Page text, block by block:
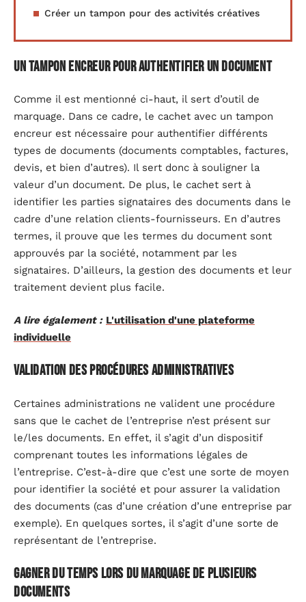
Créer un tampon pour des activités créatives
Un tampon encreur pour authentifier un document
Comme il est mentionné ci-haut, il sert d’outil de
marquage. Dans ce cadre, le cachet avec un tampon
encreur est nécessaire pour authentifier différents
types de documents (documents comptables, factures,
devis, et bien d’autres). Il sert donc à souligner la
valeur d’un document. De plus, le cachet sert à
identifier les parties signataires des documents dans le
cadre d’une relation clients-fournisseurs. En d’autres
termes, il prouve que les termes du document sont
approuvés par la société, notamment par les
signataires. D’ailleurs, la gestion des documents et leur
traitement devient plus facile.
A lire également : L'utilisation d'une plateforme
individuelle
Validation des procédures administratives
Certaines administrations ne valident une procédure
sans que le cachet de l’entreprise n’est présent sur
le/les documents. En effet, il s’agit d’un dispositif
comprenant toutes les informations légales de
l’entreprise. C’est-à-dire que c’est une sorte de moyen
pour identifier la société et pour assurer la validation
des documents (cas d’une création d’une entreprise par
exemple). En quelques sortes, il s’agit d’une sorte de
représentant de l’entreprise.
Gagner du temps lors du marquage de plusieurs
documents